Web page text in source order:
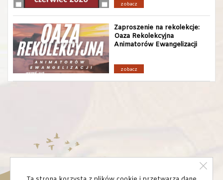
zobacz
Zaproszenie na rekolekcje:
Oaza Rekolekcyjna
Animatorów Ewangelizacji
zobacz